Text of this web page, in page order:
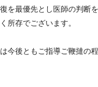
を最優先とし医師の判断
所存でございます。
今後ともご指導ご鞭撻の